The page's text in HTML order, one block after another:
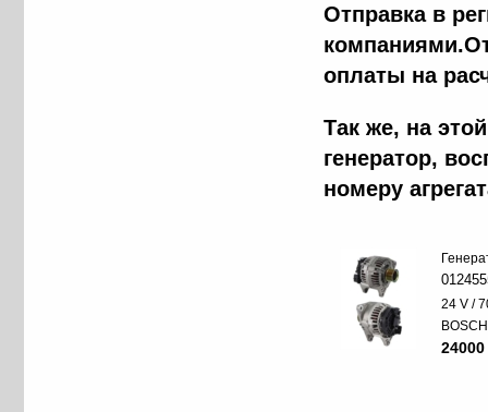
Отправка в
оплаты на
Так же, на
генератор,
номеру
24 V /
BOSCH